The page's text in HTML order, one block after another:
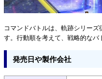
コマンドバトルは、軌跡シリー
す。行動順を考えて、戦略的なバ
発売日や製作会社